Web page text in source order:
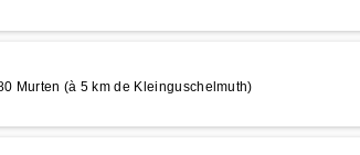
Murten (à 5 km de Kleinguschelmuth)